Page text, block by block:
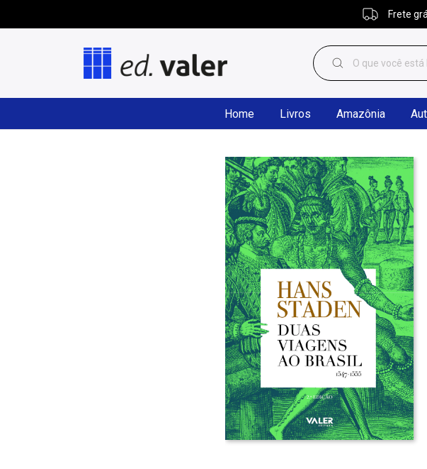
Frete
Home Livros Amazônia